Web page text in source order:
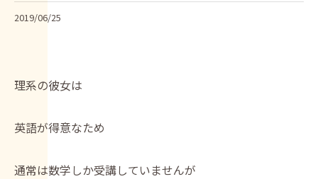
2019/06/25
理系の彼女は
英語が得意なため
通常は数学しか受講していませんが